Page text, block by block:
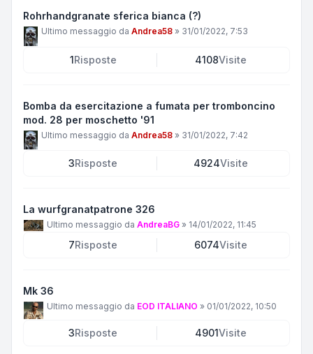
Rohrhandgranate sferica bianca (?)
Ultimo messaggio da Andrea58 » 31/01/2022, 7:53
1Risposte 4108Visite
Bomba da esercitazione a fumata per tromboncino
mod. 28 per moschetto '91
Ultimo messaggio da Andrea58 » 31/01/2022, 7:42
3Risposte 4924Visite
La wurfgranatpatrone 326
Ultimo messaggio da AndreaBG » 14/01/2022, 11:45
7Risposte 6074Visite
Mk 36
Ultimo messaggio da EOD ITALIANO » 01/01/2022, 10:50
3Risposte 4901Visite